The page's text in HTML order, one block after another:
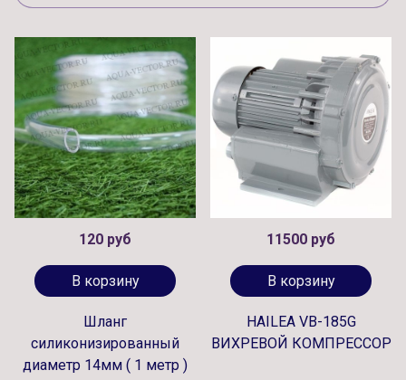
120 руб
В корзину
Шланг
силиконизированный
диаметр 14мм ( 1 метр )
11500 руб
В корзину
HAILEA VB-185G
ВИХРЕВОЙ КОМПРЕССОР